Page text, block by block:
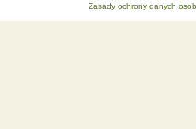
Zasady ochrony danych